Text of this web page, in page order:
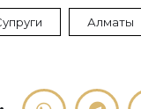
Алматы